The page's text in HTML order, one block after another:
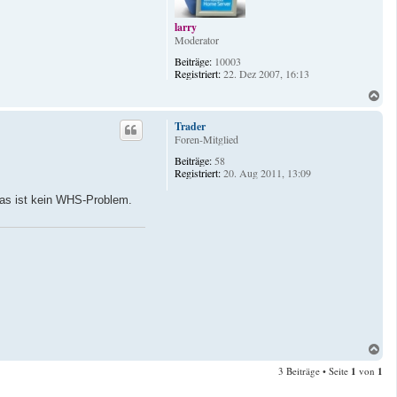
larry
Moderator
Beiträge: 10003
Registriert:22. Dez 2007, 16:13
Trader
Foren-Mitglied
Beiträge: 58
Registriert:20. Aug 2011, 13:09
ist kein WHS-Problem.
3 Beiträge • Seite 1 von 1